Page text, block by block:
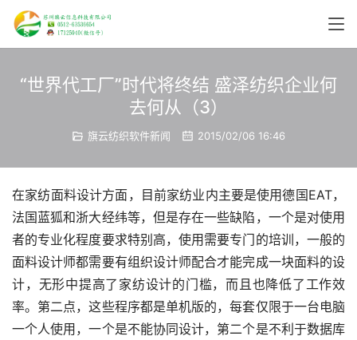
“世界代工厂”时代将终结 盛泽纺织企业何
去何从（3）
旗云纺织软件新闻 2015/02/06 16:46
在家纺面料设计方面，目前家纺业内主要是使用德国EAT，
法国蓝狐和浙大经纬等，但是存在一些缺陷，一个是对使用
者的专业化程度要求特别高，使用需要专门的培训，一般的
面料设计师都需要有组织设计师配合才能完成一块面料的设
计，无形中提高了家纺设计的门槛，而且也降低了工作效
率。第二点，这些程序都是单机版的，每套仅限于一台电脑
一个人使用，一个是不能协同设计，第二个是不利于数据库